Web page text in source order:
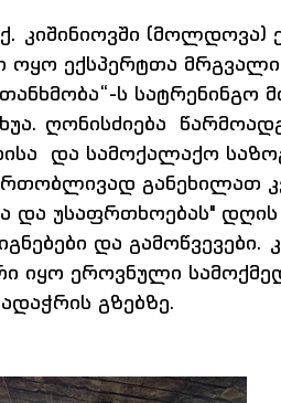
კიშინიოვში (მოლდოვა)
ოყო ექსპერტთა
ს სატრენინგო
ღონისძიება
და სამოქალაქო
განეხილათ
და უსაფრთხოებას" დღის
და გამოწვევები.
იყო ეროვნული
გზებზე.